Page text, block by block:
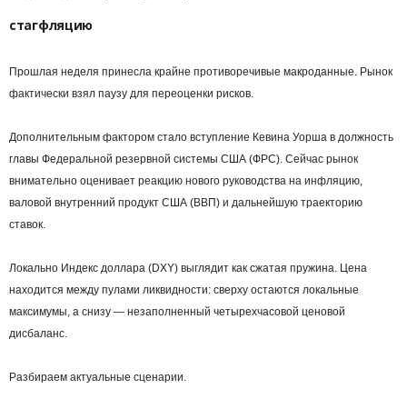
стагфляцию
Прошлая неделя принесла крайне противоречивые макроданные. Рынок
фактически взял паузу для переоценки рисков.
Дополнительным фактором стало вступление Кевина Уорша в должность
главы Федеральной резервной системы США (ФРС). Сейчас рынок
внимательно оценивает реакцию нового руководства на инфляцию,
валовой внутренний продукт США (ВВП) и дальнейшую траекторию
ставок.
Локально Индекс доллара (DXY) выглядит как сжатая пружина. Цена
находится между пулами ликвидности: сверху остаются локальные
максимумы, а снизу ― незаполненный четырехчасовой ценовой
дисбаланс.
Разбираем актуальные сценарии.